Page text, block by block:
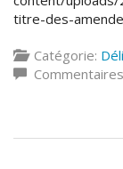
titre-des-
Catégorie: